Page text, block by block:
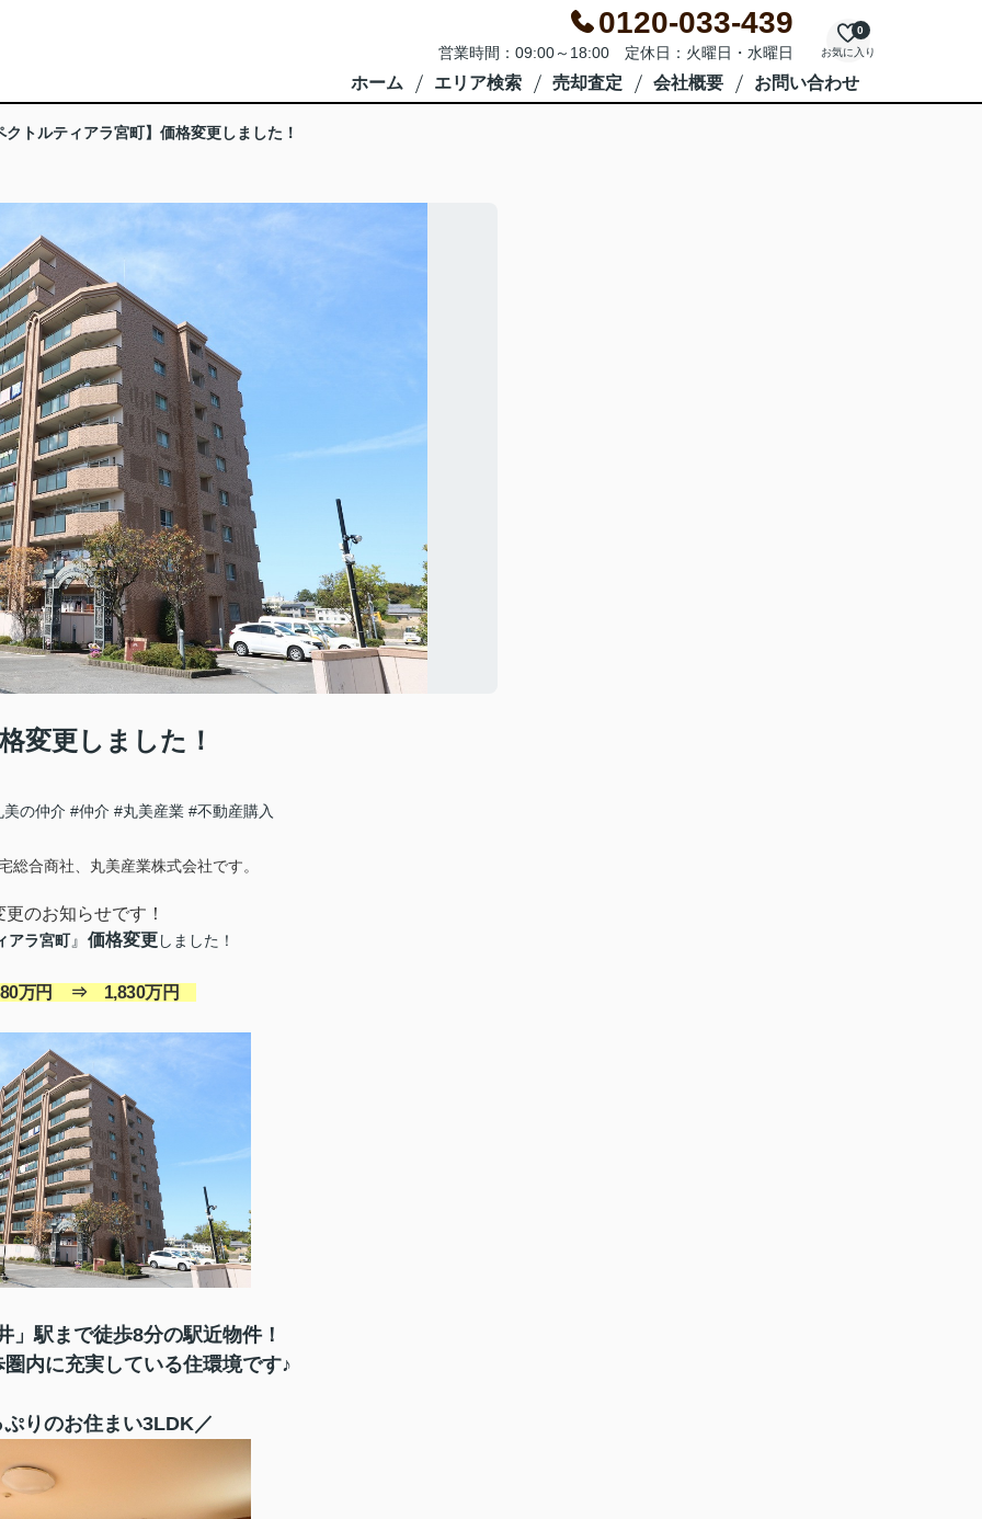
0120-033-439
営業時間：09:00～18:00 定休日：火曜日・水曜日 お気に入り
0
ホーム エリア検索 売却査定 会社概要 お問い合わせ
クトルティアラ宮町】価格変更しました！
変更しました！
美の仲介 #仲介 #丸美産業 #不動産購入
総合商社、丸美産業株式会社です。
更のお知らせです！
アラ宮町』 価格変更しました！
万円 ⇒ 1,830万円
」駅まで徒歩8分の駅近物件！
内に充実している住環境です♪
りのお住まい3LDK／